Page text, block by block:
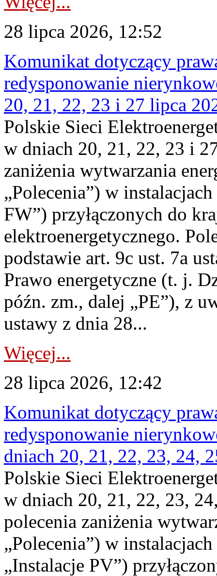
28 lipca 2026, 12:52
Komunikat dotyczący
redysponowanie
20, 21, 22, 23 i 27 lipca
Polskie Sieci
w dniach 20, 21, 22, 23 i
zaniżenia wytwarzania
„Polecenia”) w
FW”) przyłączonych do
elektroenergetycznego.
podstawie art. 9c ust. 7a
Prawo energetyczne (t. j.
późn. zm., dalej „PE”), z
ustawy z dnia 28...
Więcej...
28 lipca 2026, 12:42
Komunikat dotyczący
redysponowanie
dniach 20, 21, 22, 23, 24,
Polskie Sieci
w dniach 20, 21, 22, 23,
polecenia zaniżenia
„Polecenia”) w
„Instalacje PV”)